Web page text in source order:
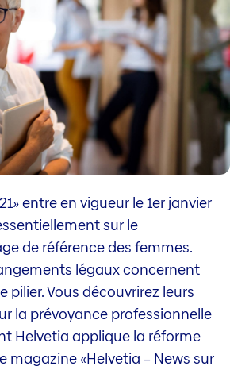
entre en vigueur le 1er janvier
sur le
de référence des femmes.
légaux concernent
pilier. Vous découvrirez leurs
la prévoyance professionnelle
Helvetia applique la réforme
magazine «Helvetia – News sur